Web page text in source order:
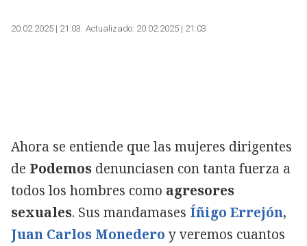
20.02.2025 | 21:03 Actualizado: 20.02.2025 | 21:03
Ahora se entiende que las mujeres dirigentes
de Podemos denunciasen con tanta fuerza a
todos los hombres como agresores
sexuales. Sus mandamases Íñigo Errejón,
Juan Carlos Monedero y veremos cuantos